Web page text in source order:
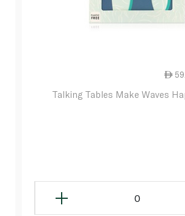
Talking Tables Make Waves
0